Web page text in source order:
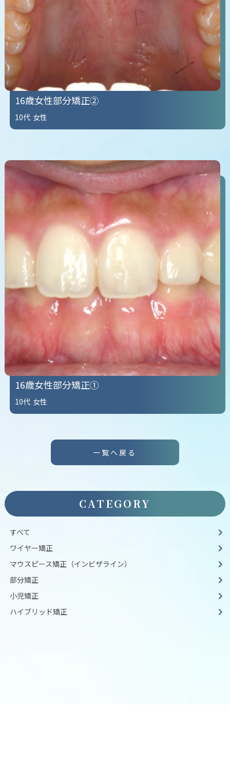
16歳女性部分矯正②
10代 女性
16歳女性部分矯正①
10代 女性
一覧へ戻る
CATEGORY
すべて
ワイヤー矯正
マウスピース矯正（インビザライン）
部分矯正
小児矯正
ハイブリッド矯正